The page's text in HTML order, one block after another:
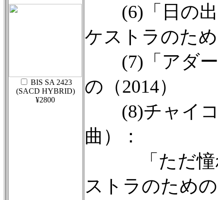
BIS SA 2423
(SACD HYBRID)
¥2800
(6)「日の出
ケストラのた
(7)「アダー
の（2014）
(8)チャイコ
曲）：
「ただ憧れ
ストラのため